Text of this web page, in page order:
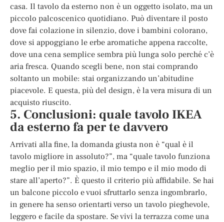
casa. Il tavolo da esterno non è un oggetto isolato, ma un
piccolo palcoscenico quotidiano. Può diventare il posto
dove fai colazione in silenzio, dove i bambini colorano,
dove si appoggiano le erbe aromatiche appena raccolte,
dove una cena semplice sembra più lunga solo perché c’è
aria fresca. Quando scegli bene, non stai comprando
soltanto un mobile: stai organizzando un’abitudine
piacevole. E questa, più del design, è la vera misura di un
acquisto riuscito.
5. Conclusioni: quale tavolo IKEA
da esterno fa per te davvero
Arrivati alla fine, la domanda giusta non è “qual è il
tavolo migliore in assoluto?”, ma “quale tavolo funziona
meglio per il mio spazio, il mio tempo e il mio modo di
stare all’aperto?”. È questo il criterio più affidabile. Se hai
un balcone piccolo e vuoi sfruttarlo senza ingombrarlo,
in genere ha senso orientarti verso un tavolo pieghevole,
leggero e facile da spostare. Se vivi la terrazza come una